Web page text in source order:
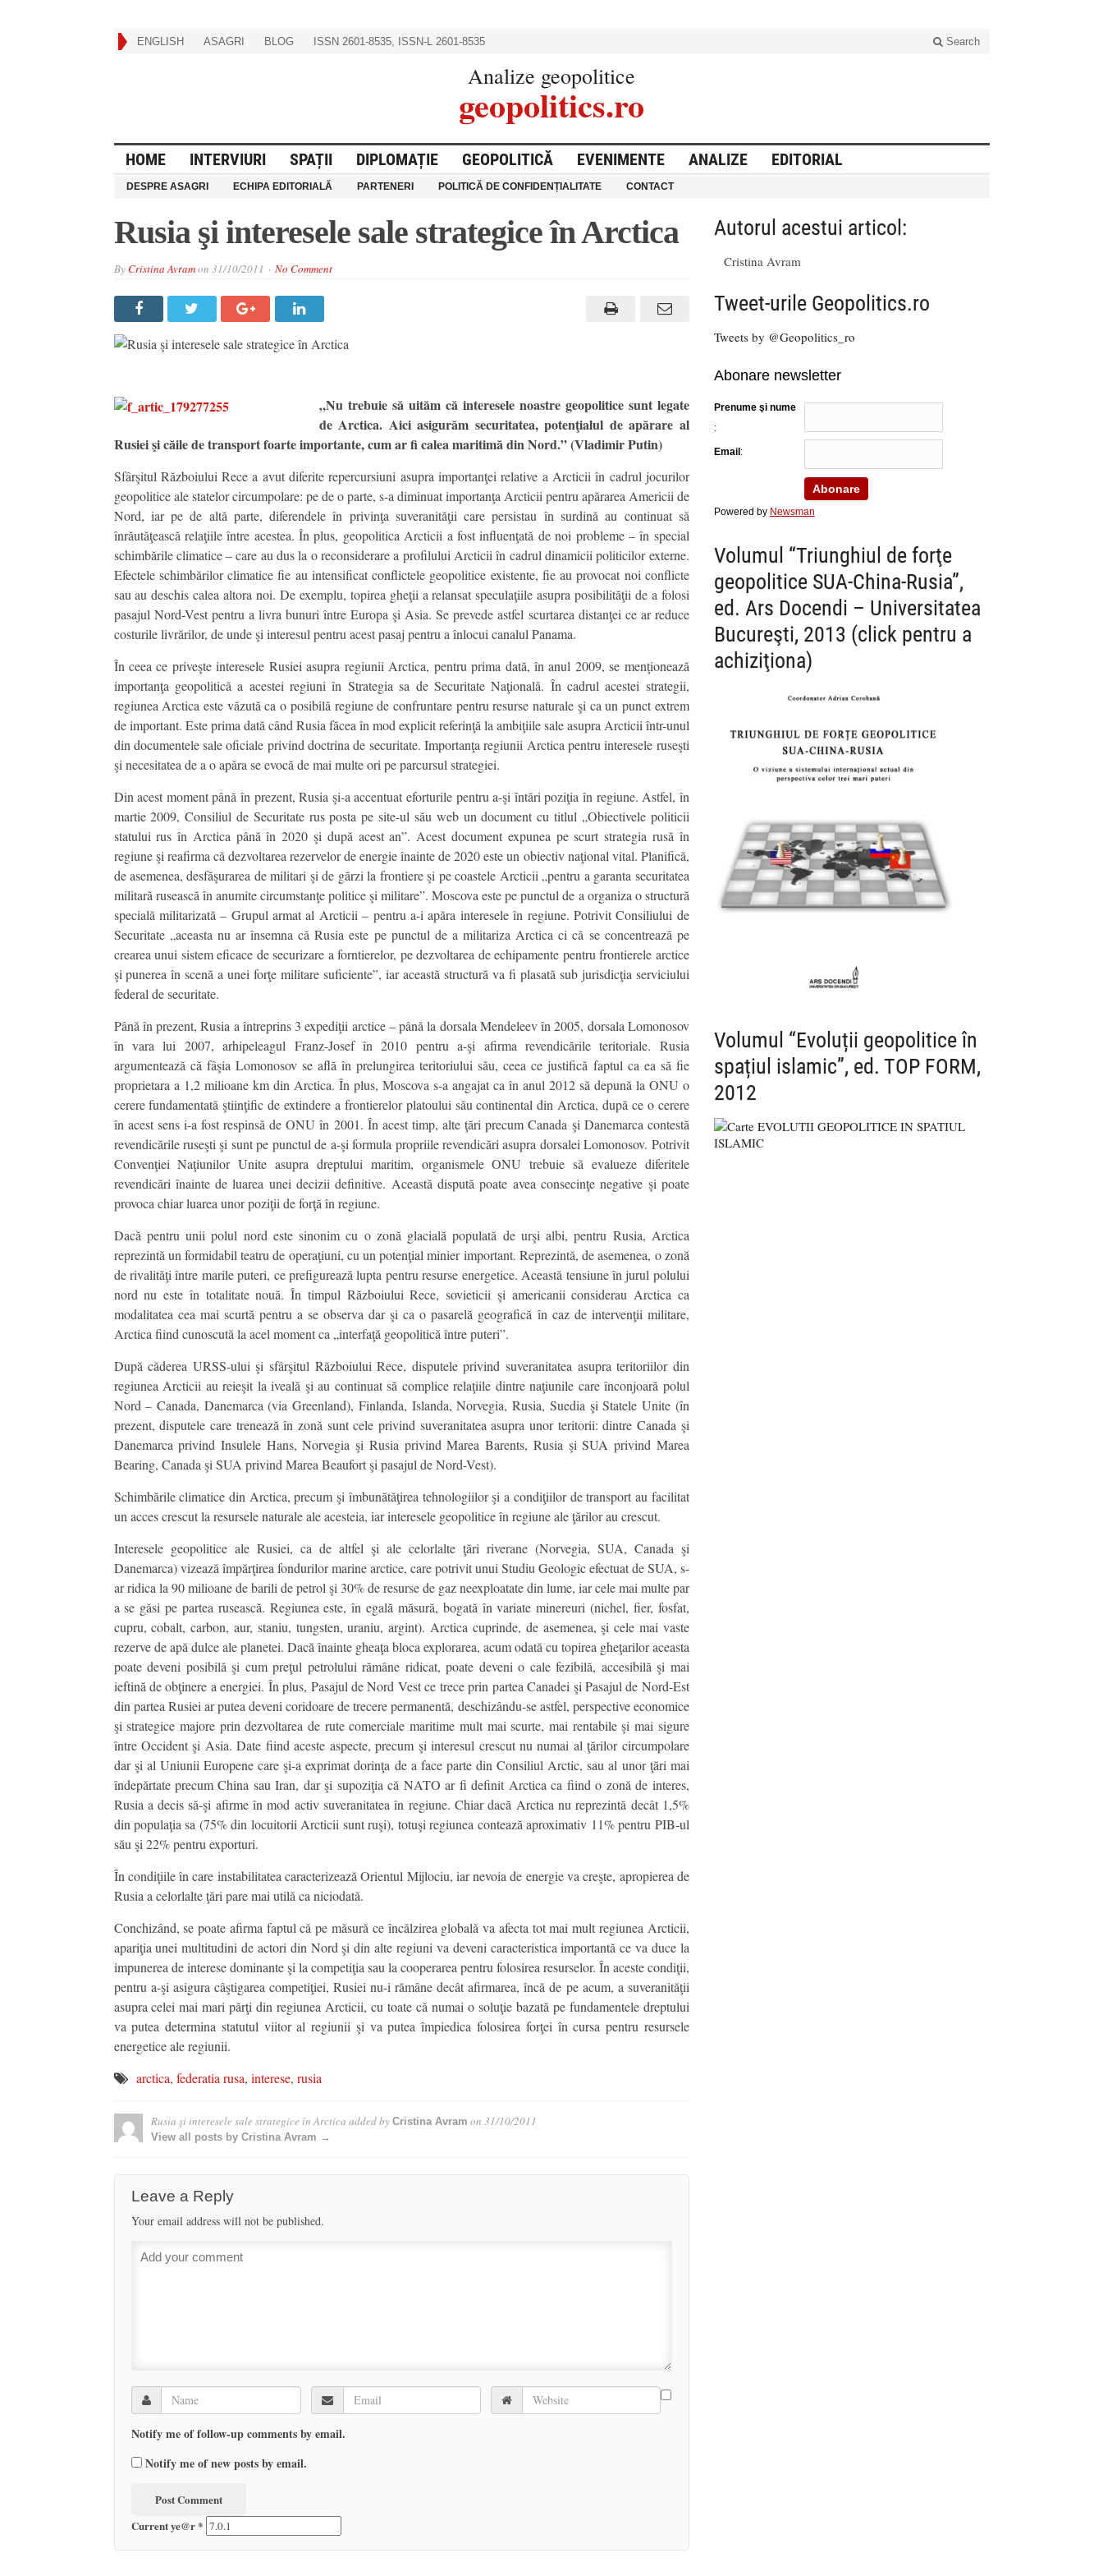
ENGLISH ASAGRI BLOG ISSN 2601-8535, ISSN-L 2601-8535 Search
Analize geopolitice
geopolitics.ro
HOME INTERVIURI SPAȚII DIPLOMAȚIE GEOPOLITICĂ EVENIMENTE ANALIZE EDITORIAL
DESPRE ASAGRI ECHIPA EDITORIALĂ PARTENERI POLITICĂ DE CONFIDENȚIALITATE CONTACT
Rusia şi interesele sale strategice în Arctica
ByCristina Avramon 31/10/2011 No Comment
„Nu trebuie să uităm că interesele noastre geopolitice sunt legate
de Arctica. Aici asigurăm securitatea, potenţialul de apărare al
Rusiei şi căile de transport foarte importante, cum ar fi calea maritimă din Nord.” (Vladimir Putin)
Sfârşitul Războiului Rece a avut diferite repercursiuni asupra importanţei relative a Arcticii în cadrul jocurilor
geopolitice ale statelor circumpolare: pe de o parte, s-a diminuat importanţa Arcticii pentru apărarea Americii de
Nord, iar pe de altă parte, diferendele în privinţa suveranităţii care persistau în surdină au continuat să
înrăutăţească relaţiile între acestea. În plus, geopolitica Arcticii a fost influenţată de noi probleme – în special
schimbările climatice – care au dus la o reconsiderare a profilului Arcticii în cadrul dinamicii politicilor externe.
Efectele schimbărilor climatice fie au intensificat conflictele geopolitice existente, fie au provocat noi conflicte
sau au deschis calea altora noi. De exemplu, topirea gheţii a relansat speculaţiile asupra posibilităţii de a folosi
pasajul Nord-Vest pentru a livra bunuri între Europa şi Asia. Se prevede astfel scurtarea distanţei ce ar reduce
costurile livrărilor, de unde şi interesul pentru acest pasaj pentru a înlocui canalul Panama.
În ceea ce priveşte interesele Rusiei asupra regiunii Arctica, pentru prima dată, în anul 2009, se menţionează
importanţa geopolitică a acestei regiuni în Strategia sa de Securitate Naţională. În cadrul acestei strategii,
regiunea Arctica este văzută ca o posibilă regiune de confruntare pentru resurse naturale şi ca un punct extrem
de important. Este prima dată când Rusia făcea în mod explicit referinţă la ambiţiile sale asupra Arcticii într-unul
din documentele sale oficiale privind doctrina de securitate. Importanţa regiunii Arctica pentru interesele ruseşti
şi necesitatea de a o apăra se evocă de mai multe ori pe parcursul strategiei.
Din acest moment până în prezent, Rusia şi-a accentuat eforturile pentru a-şi întări poziţia în regiune. Astfel, în
martie 2009, Consiliul de Securitate rus posta pe site-ul său web un document cu titlul „Obiectivele politicii
statului rus în Arctica până în 2020 şi după acest an”. Acest document expunea pe scurt strategia rusă în
regiune şi reafirma că dezvoltarea rezervelor de energie înainte de 2020 este un obiectiv naţional vital. Planifică,
de asemenea, desfăşurarea de militari şi de gărzi la frontiere şi pe coastele Arcticii „pentru a garanta securitatea
militară rusească în anumite circumstanţe politice şi militare”. Moscova este pe punctul de a organiza o structură
specială militarizată – Grupul armat al Arcticii – pentru a-i apăra interesele în regiune. Potrivit Consiliului de
Securitate „aceasta nu ar însemna că Rusia este pe punctul de a militariza Arctica ci că se concentrează pe
crearea unui sistem eficace de securizare a forntierelor, pe dezvoltarea de echipamente pentru frontierele arctice
şi punerea în scenă a unei forţe militare suficiente”, iar această structură va fi plasată sub jurisdicţia serviciului
federal de securitate.
Până în prezent, Rusia a întreprins 3 expediţii arctice – până la dorsala Mendeleev în 2005, dorsala Lomonosov
în vara lui 2007, arhipeleagul Franz-Josef în 2010 pentru a-şi afirma revendicările teritoriale. Rusia
argumentează că fâşia Lomonosov se află în prelungirea teritoriului său, ceea ce justifică faptul ca ea să fie
proprietara a 1,2 milioane km din Arctica. În plus, Moscova s-a angajat ca în anul 2012 să depună la ONU o
cerere fundamentată ştiinţific de extindere a frontierelor platoului său continental din Arctica, după ce o cerere
în acest sens i-a fost respinsă de ONU în 2001. În acest timp, alte ţări precum Canada şi Danemarca contestă
revendicările ruseşti şi sunt pe punctul de a-şi formula propriile revendicări asupra dorsalei Lomonosov. Potrivit
Convenţiei Naţiunilor Unite asupra dreptului maritim, organismele ONU trebuie să evalueze diferitele
revendicări înainte de luarea unei decizii definitive. Această dispută poate avea consecinţe negative şi poate
provoca chiar luarea unor poziţii de forţă în regiune.
Dacă pentru unii polul nord este sinonim cu o zonă glacială populată de urşi albi, pentru Rusia, Arctica
reprezintă un formidabil teatru de operaţiuni, cu un potenţial minier important. Reprezintă, de asemenea, o zonă
de rivalităţi între marile puteri, ce prefigurează lupta pentru resurse energetice. Această tensiune în jurul polului
nord nu este în totalitate nouă. În timpul Războiului Rece, sovieticii şi americanii considerau Arctica ca
modalitatea cea mai scurtă pentru a se observa dar şi ca o pasarelă geografică în caz de intervenţii militare,
Arctica fiind cunoscută la acel moment ca „interfaţă geopolitică între puteri”.
După căderea URSS-ului şi sfârşitul Războiului Rece, disputele privind suveranitatea asupra teritoriilor din
regiunea Arcticii au reieşit la iveală şi au continuat să complice relaţiile dintre naţiunile care înconjoară polul
Nord – Canada, Danemarca (via Greenland), Finlanda, Islanda, Norvegia, Rusia, Suedia şi Statele Unite (în
prezent, disputele care trenează în zonă sunt cele privind suveranitatea asupra unor teritorii: dintre Canada şi
Danemarca privind Insulele Hans, Norvegia şi Rusia privind Marea Barents, Rusia şi SUA privind Marea
Bearing, Canada şi SUA privind Marea Beaufort şi pasajul de Nord-Vest).
Schimbările climatice din Arctica, precum şi îmbunătăţirea tehnologiilor şi a condiţiilor de transport au facilitat
un acces crescut la resursele naturale ale acesteia, iar interesele geopolitice în regiune ale ţărilor au crescut.
Interesele geopolitice ale Rusiei, ca de altfel şi ale celorlalte ţări riverane (Norvegia, SUA, Canada şi
Danemarca) vizează împărţirea fondurilor marine arctice, care potrivit unui Studiu Geologic efectuat de SUA, s-
ar ridica la 90 milioane de barili de petrol şi 30% de resurse de gaz neexploatate din lume, iar cele mai multe par
a se găsi pe partea rusească. Regiunea este, în egală măsură, bogată în variate minereuri (nichel, fier, fosfat,
cupru, cobalt, carbon, aur, staniu, tungsten, uraniu, argint). Arctica cuprinde, de asemenea, şi cele mai vaste
rezerve de apă dulce ale planetei. Dacă înainte gheaţa bloca explorarea, acum odată cu topirea gheţarilor aceasta
poate deveni posibilă şi cum preţul petrolului rămâne ridicat, poate deveni o cale fezibilă, accesibilă şi mai
ieftină de obţinere a energiei. În plus, Pasajul de Nord Vest ce trece prin partea Canadei şi Pasajul de Nord-Est
din partea Rusiei ar putea deveni coridoare de trecere permanentă, deschizându-se astfel, perspective economice
şi strategice majore prin dezvoltarea de rute comerciale maritime mult mai scurte, mai rentabile şi mai sigure
între Occident şi Asia. Date fiind aceste aspecte, precum şi interesul crescut nu numai al ţărilor circumpolare
dar şi al Uniunii Europene care şi-a exprimat dorinţa de a face parte din Consiliul Arctic, sau al unor ţări mai
îndepărtate precum China sau Iran, dar şi supoziţia că NATO ar fi definit Arctica ca fiind o zonă de interes,
Rusia a decis să-şi afirme în mod activ suveranitatea în regiune. Chiar dacă Arctica nu reprezintă decât 1,5%
din populaţia sa (75% din locuitorii Arcticii sunt ruşi), totuşi regiunea contează aproximativ 11% pentru PIB-ul
său şi 22% pentru exporturi.
În condiţiile în care instabilitatea caracterizează Orientul Mijlociu, iar nevoia de energie va creşte, apropierea de
Rusia a celorlalte ţări pare mai utilă ca niciodată.
Conchizând, se poate afirma faptul că pe măsură ce încălzirea globală va afecta tot mai mult regiunea Arcticii,
apariţia unei multitudini de actori din Nord şi din alte regiuni va deveni caracteristica importantă ce va duce la
impunerea de interese dominante şi la competiţia sau la cooperarea pentru folosirea resurselor. În aceste condiţii,
pentru a-şi asigura câştigarea competiţiei, Rusiei nu-i rămâne decât afirmarea, încă de pe acum, a suveranităţii
asupra celei mai mari părţi din regiunea Arcticii, cu toate că numai o soluţie bazată pe fundamentele dreptului
va putea determina statutul viitor al regiunii şi va putea împiedica folosirea forţei în cursa pentru resursele
energetice ale regiunii.
arctica, federatia rusa, interese, rusia
Rusia şi interesele sale strategice în Arctica added by Cristina Avram on 31/10/2011
View all posts by Cristina Avram →
Leave a Reply
Your email address will not be published.
Notify me of follow-up comments by email.
Notify me of new posts by email.
Current ye@r*
Autorul acestui articol:
Cristina Avram
Tweet-urile Geopolitics.ro
Tweets by @Geopolitics_ro
Abonare newsletter
Prenume şi nume
:
Email:
Powered by Newsman
Volumul “Triunghiul de forţe
geopolitice SUA-China-Rusia”,
ed. Ars Docendi – Universitatea
Bucureşti, 2013 (click pentru a
achiziţiona)
Volumul “Evoluții geopolitice în
spațiul islamic”, ed. TOP FORM,
2012